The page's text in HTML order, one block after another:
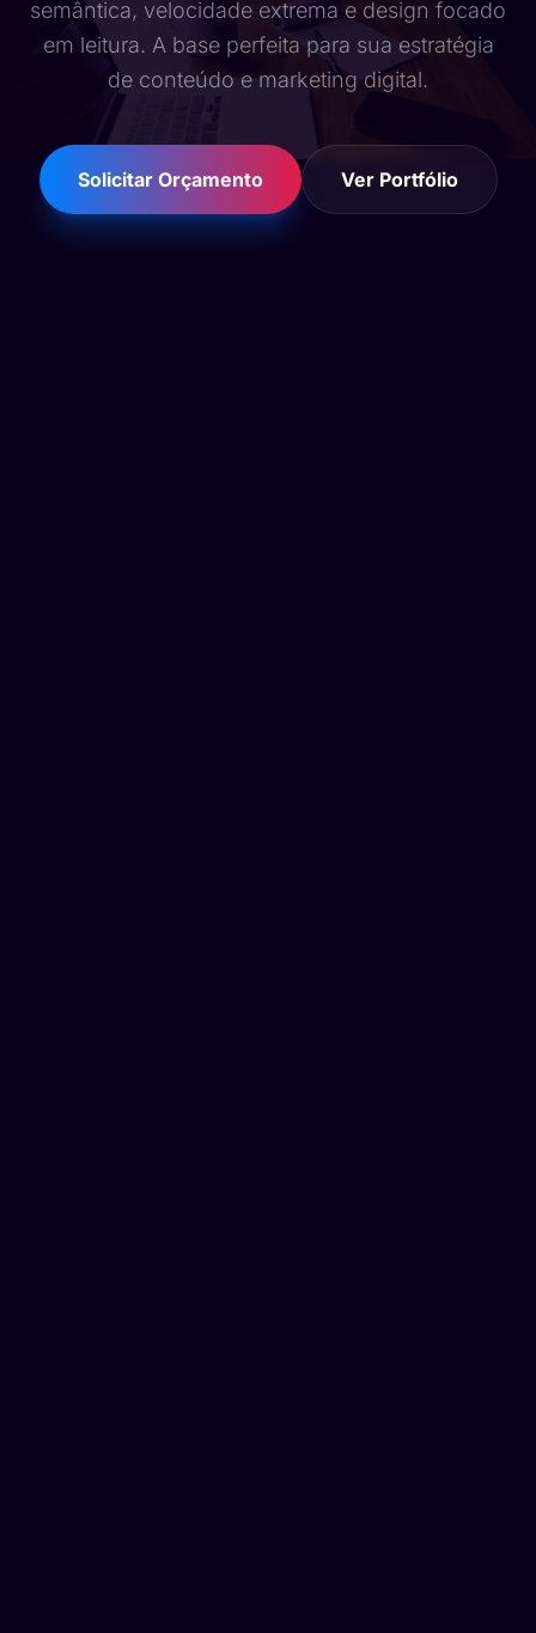
semântica, velocidade extrema e design focado
em leitura. A base perfeita para sua estratégia
de conteúdo e marketing digital.
Solicitar Orçamento Ver Portfólio